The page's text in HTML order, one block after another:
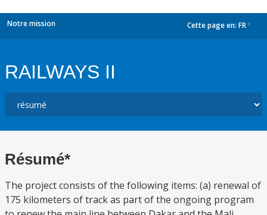
Notre mission Cette page en: FR
RAILWAYS II
Résumé*
The project consists of the following items: (a) renewal of
175 kilometers of track as part of the ongoing program